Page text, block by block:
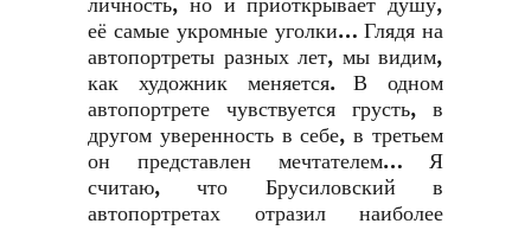
личность, но и приоткрывает душу,
её самые укромные уголки… Глядя на
автопортреты разных лет, мы видим,
как художник меняется. В одном
автопортрете чувствуется грусть, в
другом уверенность в себе, в третьем
он представлен мечтателем… Я
считаю, что Брусиловский в
автопортретах отразил наиболее